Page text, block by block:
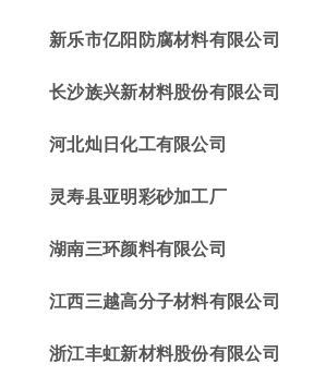
新乐市亿阳防腐材料有限公司
长沙族兴新材料股份有限公司
河北灿日化工有限公司
灵寿县亚明彩砂加工厂
湖南三环颜料有限公司
江西三越高分子材料有限公司
浙江丰虹新材料股份有限公司